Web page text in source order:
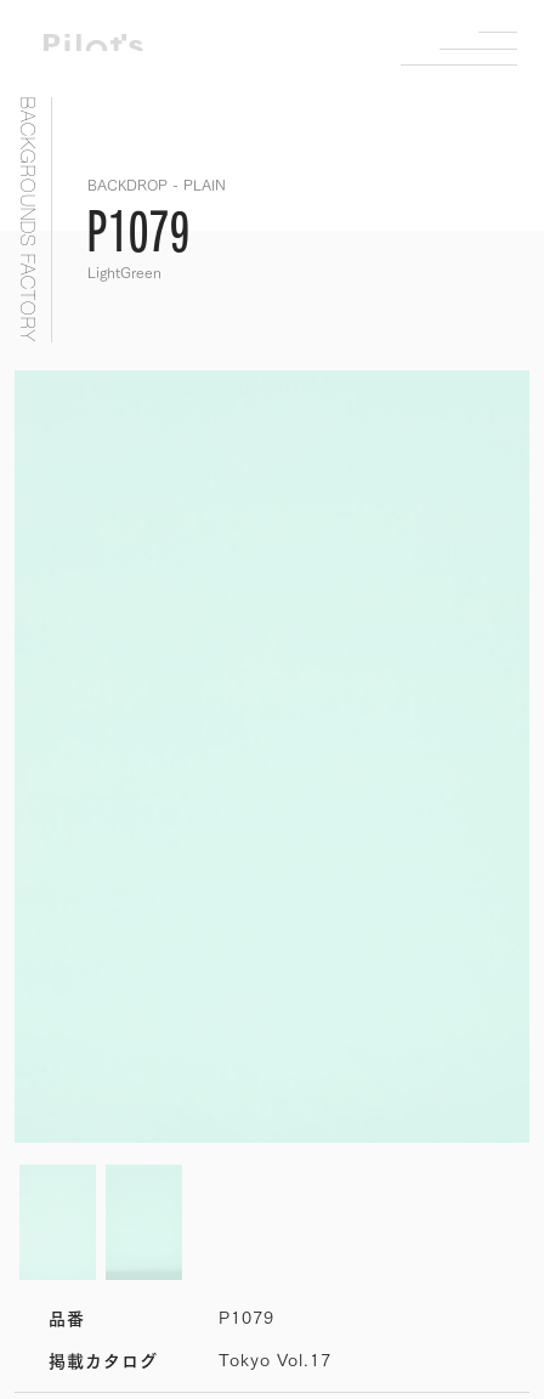
BACKGROUNDS FACTORY BACKDROP - PLAIN
P1079
LightGreen
品番 P1079
掲載カタログ Tokyo Vol.17